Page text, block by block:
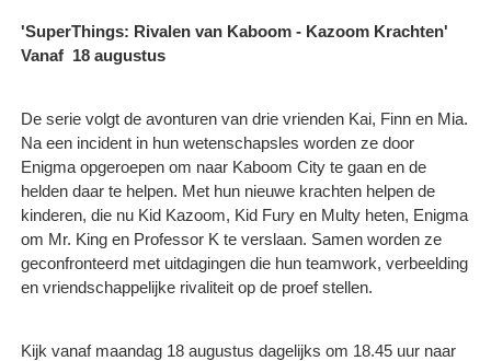
'SuperThings: Rivalen van Kaboom - Kazoom Krachten'
Vanaf 18 augustus
De serie volgt de avonturen van drie vrienden Kai, Finn en Mia.
Na een incident in hun wetenschapsles worden ze door
Enigma opgeroepen om naar Kaboom City te gaan en de
helden daar te helpen. Met hun nieuwe krachten helpen de
kinderen, die nu Kid Kazoom, Kid Fury en Multy heten, Enigma
om Mr. King en Professor K te verslaan. Samen worden ze
geconfronteerd met uitdagingen die hun teamwork, verbeelding
en vriendschappelijke rivaliteit op de proef stellen.
Kijk vanaf maandag 18 augustus dagelijks om 18.45 uur naar